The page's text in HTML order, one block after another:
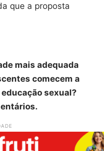
que a proposta
mais adequada
comecem a
sexual?